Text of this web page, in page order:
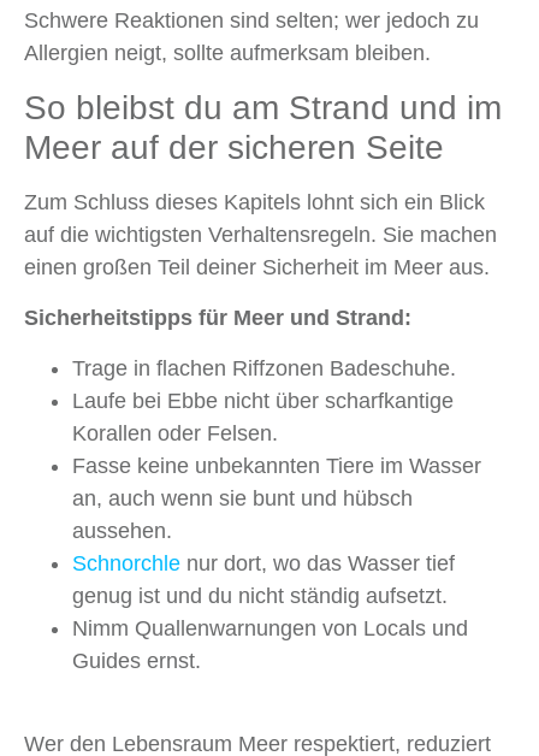
Schwere Reaktionen sind selten; wer jedoch zu
Allergien neigt, sollte aufmerksam bleiben.
So bleibst du am Strand und im
Meer auf der sicheren Seite
Zum Schluss dieses Kapitels lohnt sich ein Blick
auf die wichtigsten Verhaltensregeln. Sie machen
einen großen Teil deiner Sicherheit im Meer aus.
Sicherheitstipps für Meer und Strand:
Trage in flachen Riffzonen Badeschuhe.
Laufe bei Ebbe nicht über scharfkantige
Korallen oder Felsen.
Fasse keine unbekannten Tiere im Wasser
an, auch wenn sie bunt und hübsch
aussehen.
Schnorchle nur dort, wo das Wasser tief
genug ist und du nicht ständig aufsetzt.
Nimm Quallenwarnungen von Locals und
Guides ernst.
Wer den Lebensraum Meer respektiert, reduziert